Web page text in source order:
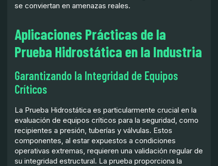
se conviertan en amenazas reales.
Aplicaciones Prácticas de la
Prueba Hidrostática en la Industria
Garantizando la Integridad de Equipos
Críticos
La Prueba Hidrostática es particularmente crucial en la
evaluación de equipos críticos para la seguridad, como
recipientes a presión, tuberías y válvulas. Estos
componentes, al estar expuestos a condiciones
operativas extremas, requieren una validación regular de
su integridad estructural. La prueba proporciona la